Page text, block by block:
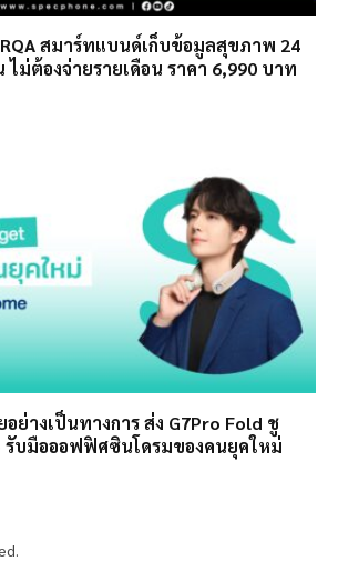
สมาร์ทแบนด์เก็บข้อมูลสุขภาพ 24
ม่ต้องจ่ายรายเดือน ราคา 6,990 บาท
อย่างเป็นทางการ ส่ง G7Pro Fold ชู
รับมือออฟฟิศซินโดรมของคนยุคใหม่